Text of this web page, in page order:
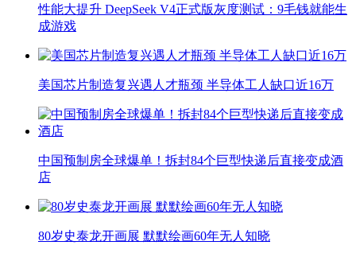
性能大提升 DeepSeek V4正式版灰度测试：9毛钱就能生
成游戏
美国芯片制造复兴遇人才瓶颈 半导体工人缺口近16万
中国预制房全球爆单！拆封84个巨型快递后直接变成酒
店
80岁史泰龙开画展 默默绘画60年无人知晓